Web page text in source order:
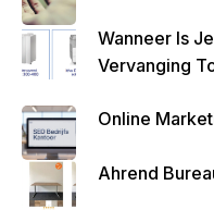
Over
Te
Houde
Wanneer Is
Vervanging
Online
Ahrend